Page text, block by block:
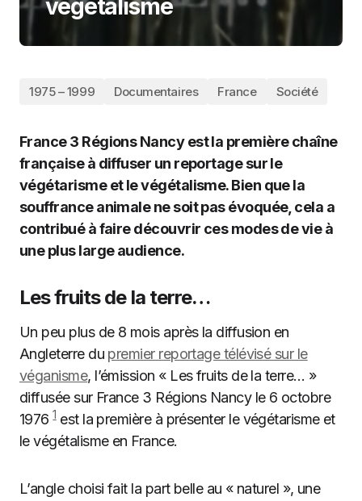
végétalisme
1975 – 1999 Documentaires France Société
France 3 Régions Nancy est la première chaîne
française à diffuser un reportage sur le
végétarisme et le végétalisme. Bien que la
souffrance animale ne soit pas évoquée, cela a
contribué à faire découvrir ces modes de vie à
une plus large audience.
Les fruits de la terre…
Un peu plus de 8 mois après la diffusion en
Angleterre du premier reportage télévisé sur le
véganisme, l’émission « Les fruits de la terre… »
diffusée sur France 3 Régions Nancy le 6 octobre
19761est la première à présenter le végétarisme et
le végétalisme en France.
L’angle choisi fait la part belle au « naturel », une